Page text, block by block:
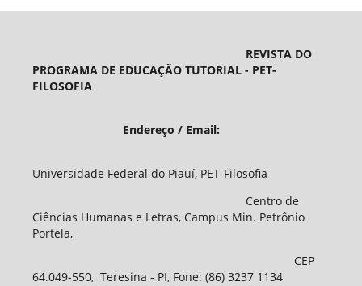
REVISTA DO
PROGRAMA DE EDUCAÇÃO TUTORIAL - PET-
FILOSOFIA
Endereço / Email:
Universidade Federal do Piauí, PET-Filosofia
Centro de
Ciências Humanas e Letras, Campus Min. Petrônio
Portela,
CEP
64.049-550, Teresina - PI, Fone: (86) 3237 1134